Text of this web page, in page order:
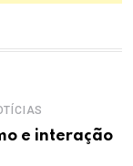
e interação